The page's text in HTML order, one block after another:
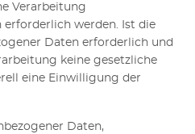
Verarbeitung
erforderlich werden. Ist die
Daten erforderlich und
keine gesetzliche
eine Einwilligung der
Daten,